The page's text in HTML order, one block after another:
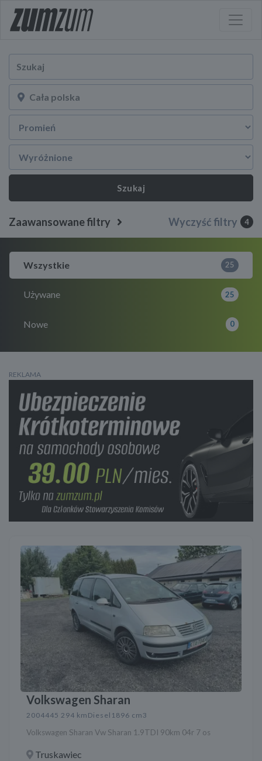
Szukaj
Zaawansowane filtry Wyczyść filtry 4
Wszystkie 25
Używane 25
Nowe 0
REKLAMA
Volkswagen Sharan
2004445 294 km Diesel 1896 cm3
Volkswagen Sharan Vw Sharan 1.9TDI 90km 04r 7 os
Truskawiec